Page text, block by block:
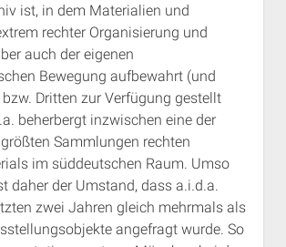
ist, in dem Materialien und
rechter Organisierung und
auch der eigenen
Bewegung aufbewahrt (und
Dritten zur Verfügung gestellt
beherbergt inzwischen eine der
Sammlungen rechten
im süddeutschen Raum. Umso
daher der Umstand, dass a.i.d.a.
zwei Jahren gleich mehrmals als
angefragt wurde. So